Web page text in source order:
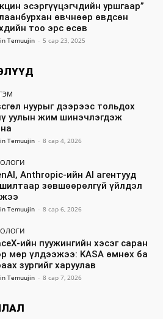
эсэргүүцэгчдийн уршгаар”
өвчнөөр өвдсөн
тоо эрс өсөв
Temuujin - 5 сар 23, 2025
нуурыг дээрээс тольдох
уулын жим шинэчлэгдэж
Temuujin - 8 сар 4, 2026
Anthropic-ийн AI агентууд
зөвшөөрөлгүй үйлдэл
Temuujin - 8 сар 6, 2026
ийн пуужингийн хэсэг саран
мөр үлдээжээ: KASA өмнөх ба
зургийг харуулав
Temuujin - 8 сар 7, 2026